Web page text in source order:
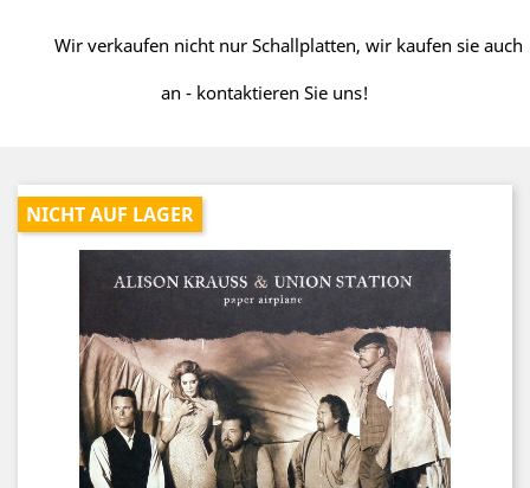
Wir verkaufen nicht nur Schallplatten, wir kaufen sie auch
an - kontaktieren Sie uns!
NICHT AUF LAGER